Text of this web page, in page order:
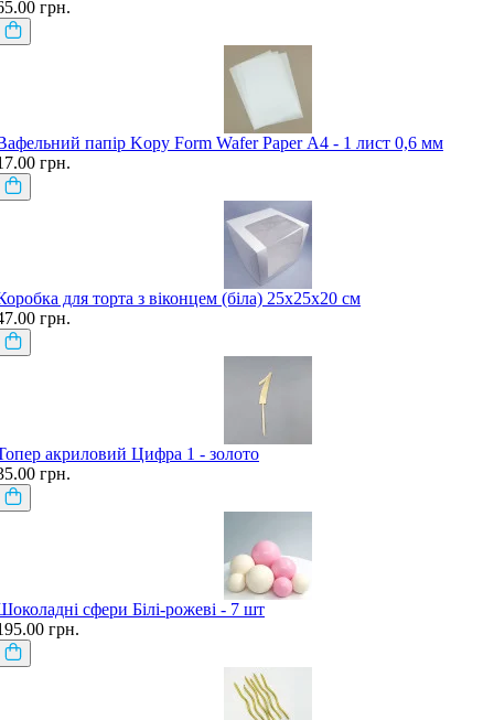
грн.
папір Kopy Form Wafer Paper А4 - 1 лист 0,6 мм
грн.
для торта з віконцем (біла) 25х25х20 см
грн.
акриловий Цифра 1 - золото
грн.
сфери Білі-рожеві - 7 шт
грн.